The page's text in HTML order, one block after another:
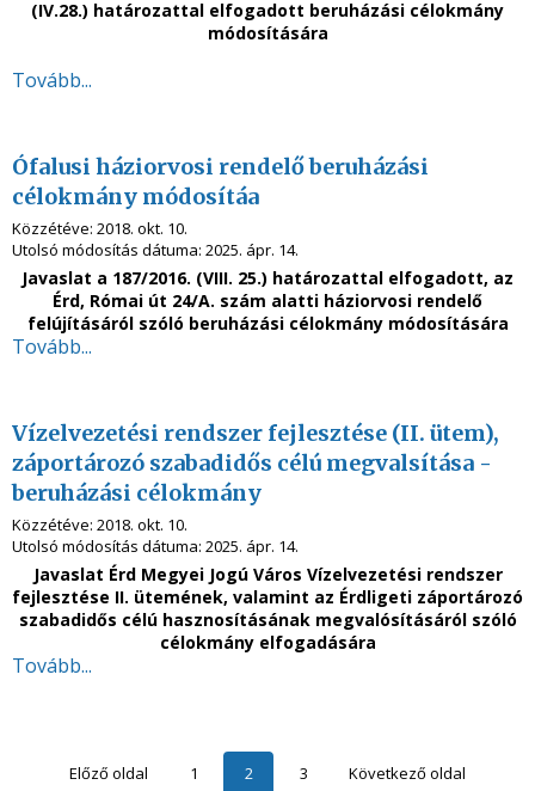
(IV.28.) határozattal elfogadott beruházási célokmány
módosítására
Tovább...
Ófalusi háziorvosi rendelő beruházási
célokmány módosítáa
Közzétéve: 2018. okt. 10.
Utolsó módosítás dátuma: 2025. ápr. 14.
Javaslat a 187/2016. (VIII. 25.) határozattal elfogadott, az
Érd, Római út 24/A. szám alatti háziorvosi rendelő
felújításáról szóló beruházási célokmány módosítására
Tovább...
Vízelvezetési rendszer fejlesztése (II. ütem),
záportározó szabadidős célú megvalsítása -
beruházási célokmány
Közzétéve: 2018. okt. 10.
Utolsó módosítás dátuma: 2025. ápr. 14.
Javaslat Érd Megyei Jogú Város Vízelvezetési rendszer
fejlesztése II. ütemének, valamint az Érdligeti záportározó
szabadidős célú hasznosításának megvalósításáról szóló
célokmány elfogadására
Tovább...
Előző oldal 1 2 3 Következő oldal